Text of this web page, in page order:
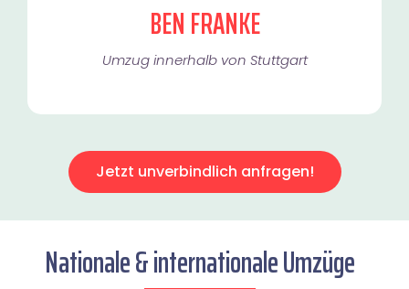
BEN FRANKE
Umzug innerhalb von Stuttgart​
Jetzt unverbindlich anfragen!
Nationale & internationale Umzüge